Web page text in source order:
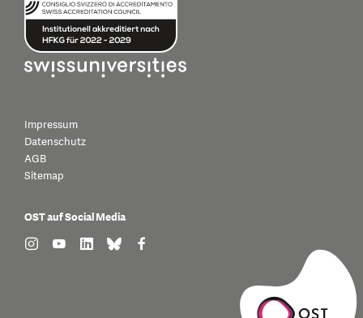
Impressum
Datenschutz
AGB
Sitemap
OST auf Social Media
find us on: instagram
find us on: youtube
find us on: linkedin
find us on: bluesky
find us on: facebook